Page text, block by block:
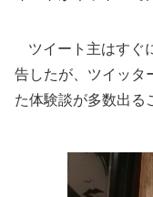
ツイート主はすぐ
告したが、ツイッタ
た体験談が多数出る